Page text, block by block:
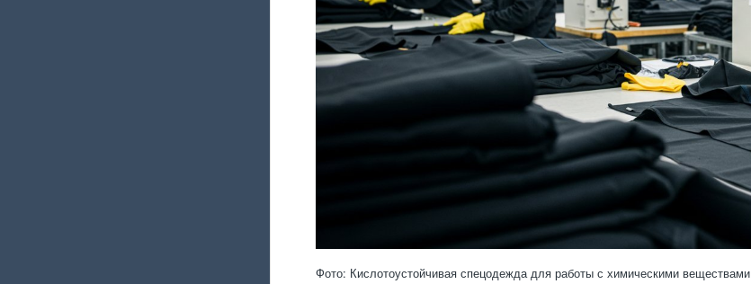
Фото: Кислотоустойчивая спецодежда для работы с химическими веществами